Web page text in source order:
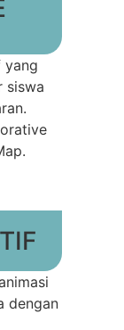
yang
siswa
dengan